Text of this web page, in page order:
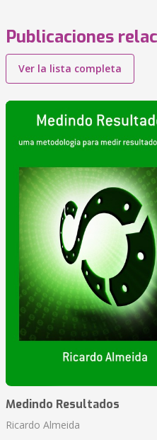
Publicaciones
Ver la lista completa
Medindo Resultados
Ricardo Almeida